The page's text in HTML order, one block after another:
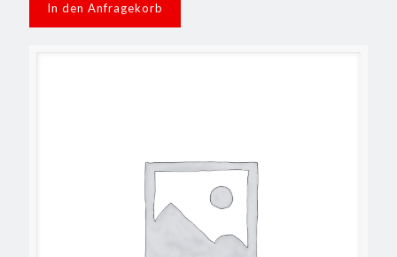
In den Anfragekorb